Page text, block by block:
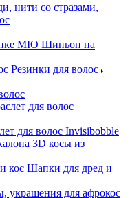
нити со стразами,
Шиньон на
Резинки для волос
для волос Invisibobble
3D косы из
Шапки для дред и